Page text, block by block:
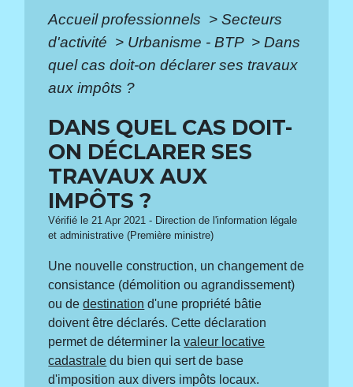
Accueil professionnels > Secteurs
d'activité > Urbanisme - BTP > Dans
quel cas doit-on déclarer ses travaux
aux impôts ?
DANS QUEL CAS DOIT-
ON DÉCLARER SES
TRAVAUX AUX
IMPÔTS ?
Vérifié le 21 Apr 2021 - Direction de l'information légale
et administrative (Première ministre)
Une nouvelle construction, un changement de
consistance (démolition ou agrandissement)
ou dedestination d'une propriété bâtie
doivent être déclarés. Cette déclaration
permet de déterminer lavaleur locative
cadastrale du bien qui sert de base
d'imposition aux divers impôts locaux.